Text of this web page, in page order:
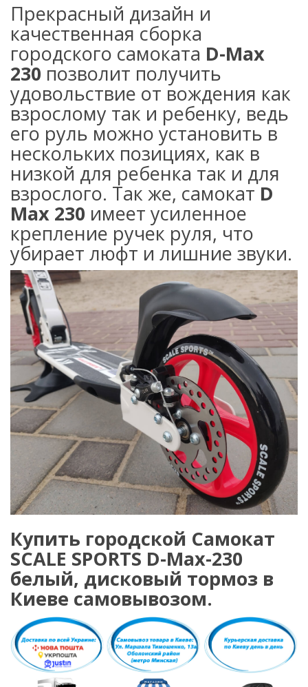
Прекрасный дизайн и
качественная сборка
городского самоката D-Max
230 позволит получить
удовольствие от вождения как
взрослому так и ребенку, ведь
его руль можно установить в
нескольких позициях, как в
низкой для ребенка так и для
взрослого. Так же, самокатD
Max 230 имеет усиленное
крепление ручек руля, что
убирает люфт и лишние звуки.
Купить городской Самокат
SCALE SPORTS D-Max-230
белый, дисковый тормоз в
Киеве самовывозом.